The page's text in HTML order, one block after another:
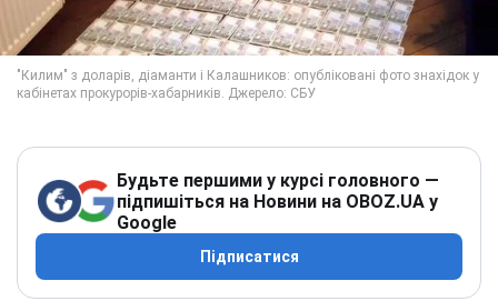
Будьте першими у курсі головного —
підпишіться на Новини на OBOZ.UA у
Google
Підписатися